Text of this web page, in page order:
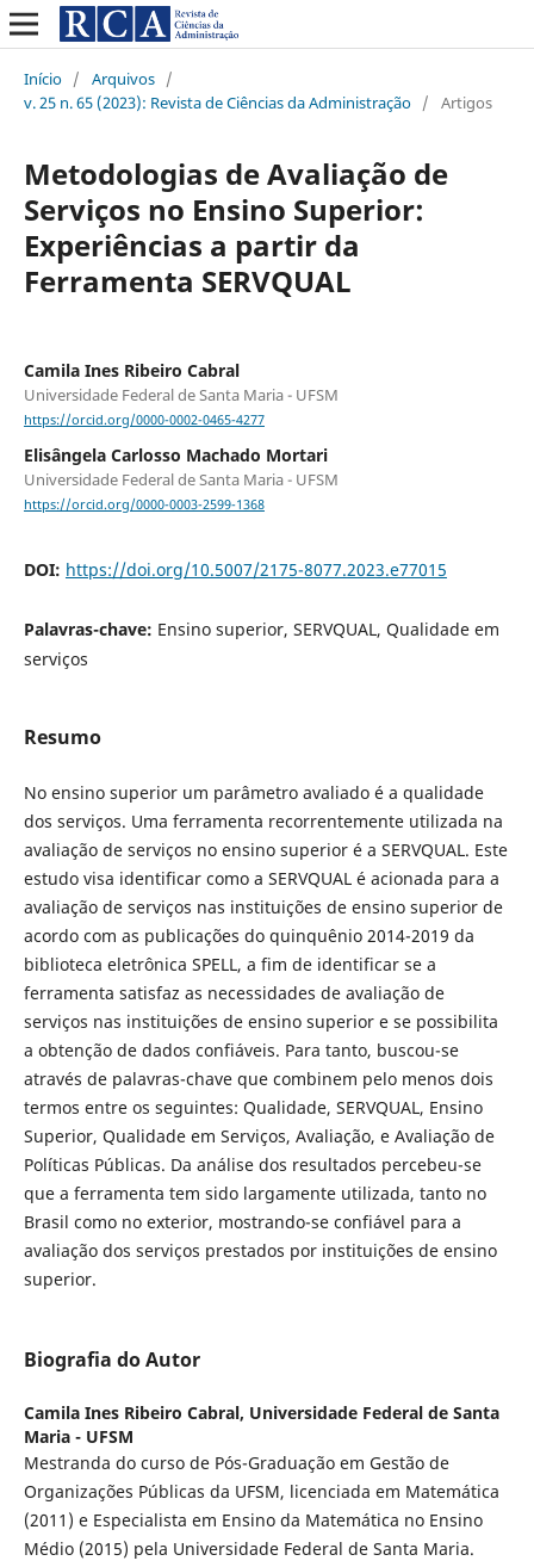
Início / Arquivos /
v. 25 n. 65 (2023): Revista de Ciências da Administração / Artigos
Metodologias de Avaliação de
Serviços no Ensino Superior:
Experiências a partir da
Ferramenta SERVQUAL
Camila Ines Ribeiro Cabral
Universidade Federal de Santa Maria - UFSM
https://orcid.org/0000-0002-0465-4277
Elisângela Carlosso Machado Mortari
Universidade Federal de Santa Maria - UFSM
https://orcid.org/0000-0003-2599-1368
DOI: https://doi.org/10.5007/2175-8077.2023.e77015
Palavras-chave: Ensino superior, SERVQUAL, Qualidade em
serviços
Resumo
No ensino superior um parâmetro avaliado é a qualidade
dos serviços. Uma ferramenta recorrentemente utilizada na
avaliação de serviços no ensino superior é a SERVQUAL. Este
estudo visa identificar como a SERVQUAL é acionada para a
avaliação de serviços nas instituições de ensino superior de
acordo com as publicações do quinquênio 2014-2019 da
biblioteca eletrônica SPELL, a fim de identificar se a
ferramenta satisfaz as necessidades de avaliação de
serviços nas instituições de ensino superior e se possibilita
a obtenção de dados confiáveis. Para tanto, buscou-se
através de palavras-chave que combinem pelo menos dois
termos entre os seguintes: Qualidade, SERVQUAL, Ensino
Superior, Qualidade em Serviços, Avaliação, e Avaliação de
Políticas Públicas. Da análise dos resultados percebeu-se
que a ferramenta tem sido largamente utilizada, tanto no
Brasil como no exterior, mostrando-se confiável para a
avaliação dos serviços prestados por instituições de ensino
superior.
Biografia do Autor
Camila Ines Ribeiro Cabral, Universidade Federal de Santa
Maria - UFSM
Mestranda do curso de Pós-Graduação em Gestão de
Organizações Públicas da UFSM, licenciada em Matemática
(2011) e Especialista em Ensino da Matemática no Ensino
Médio (2015) pela Universidade Federal de Santa Maria.